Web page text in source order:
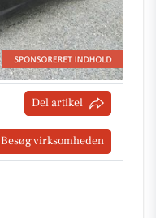
Del artikel
Besøg virksomheden